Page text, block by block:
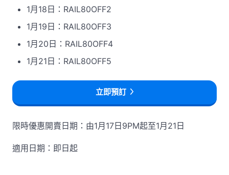
1月18日：RAIL80OFF2
1月19日：RAIL80OFF3
1月20日：RAIL80OFF4
1月21日：RAIL80OFF5
立即預訂
限時優惠開賣日期：由1月17日9PM起至1月21日
適用日期：即日起